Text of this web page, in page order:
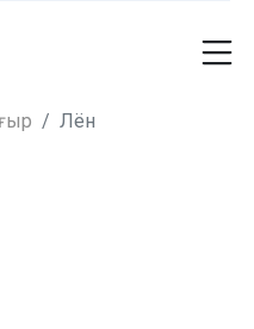
Лён